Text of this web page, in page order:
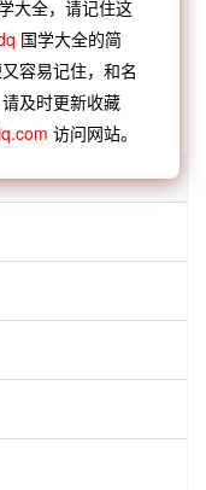
雪成语故事
的解释
大全，请记住这
国学大全的简
容易记住，和名
及时更新收藏
访问网站。